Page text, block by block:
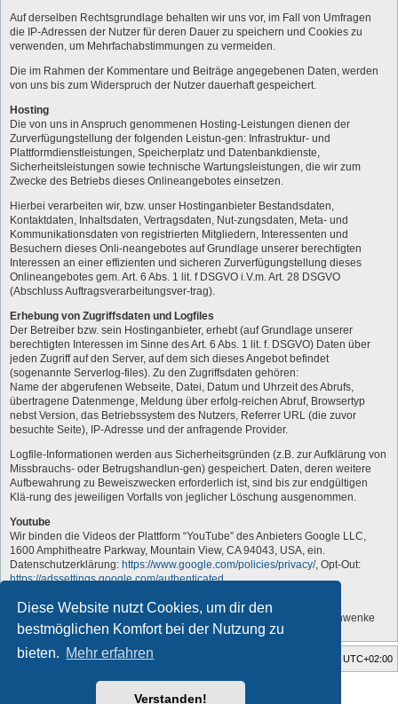
Diese Website nutzt Cookies, um dir den
bestmöglichen Komfort bei der Nutzung zu
bieten. Mehr erfahren
Verstanden!
Auf derselben Rechtsgrundlage behalten wir uns vor, im Fall von Umfragen
die IP-Adressen der Nutzer für deren Dauer zu speichern und Cookies zu
verwenden, um Mehrfachabstimmungen zu vermeiden.
Die im Rahmen der Kommentare und Beiträge angegebenen Daten, werden
von uns bis zum Widerspruch der Nutzer dauerhaft gespeichert.
Hosting
Die von uns in Anspruch genommenen Hosting-Leistungen dienen der
Zurverfügungstellung der folgenden Leistun-gen: Infrastruktur- und
Plattformdienstleistungen, Speicherplatz und Datenbankdienste,
Sicherheitsleistungen sowie technische Wartungsleistungen, die wir zum
Zwecke des Betriebs dieses Onlineangebotes einsetzen.
Hierbei verarbeiten wir, bzw. unser Hostinganbieter Bestandsdaten,
Kontaktdaten, Inhaltsdaten, Vertragsdaten, Nut-zungsdaten, Meta- und
Kommunikationsdaten von registrierten Mitgliedern, Interessenten und
Besuchern dieses Onli-neangebotes auf Grundlage unserer berechtigten
Interessen an einer effizienten und sicheren Zurverfügungstellung dieses
Onlineangebotes gem. Art. 6 Abs. 1 lit. f DSGVO i.V.m. Art. 28 DSGVO
(Abschluss Auftragsverarbeitungsver-trag).
Erhebung von Zugriffsdaten und Logfiles
Der Betreiber bzw. sein Hostinganbieter, erhebt (auf Grundlage unserer
berechtigten Interessen im Sinne des Art. 6 Abs. 1 lit. f. DSGVO) Daten über
jeden Zugriff auf den Server, auf dem sich dieses Angebot befindet
(sogenannte Serverlog-files). Zu den Zugriffsdaten gehören:
Name der abgerufenen Webseite, Datei, Datum und Uhrzeit des Abrufs,
übertragene Datenmenge, Meldung über erfolg-reichen Abruf, Browsertyp
nebst Version, das Betriebssystem des Nutzers, Referrer URL (die zuvor
besuchte Seite), IP-Adresse und der anfragende Provider.
Logfile-Informationen werden aus Sicherheitsgründen (z.B. zur Aufklärung von
Missbrauchs- oder Betrugshandlun-gen) gespeichert. Daten, deren weitere
Aufbewahrung zu Beweiszwecken erforderlich ist, sind bis zur endgültigen
Klä-rung des jeweiligen Vorfalls von jeglicher Löschung ausgenommen.
Youtube
Wir binden die Videos der Plattform “YouTube” des Anbieters Google LLC,
1600 Amphitheatre Parkway, Mountain View, CA 94043, USA, ein.
Datenschutzerklärung: https://www.google.com/policies/privacy/, Opt-Out:
https://adssettings.google.com/authenticated.
„Vom Administrator angepasst“
Quelle: Erstellt mit Datenschutz-Generator.de von RA Dr. Thomas Schwenke
Foren-Übersicht UTC+02:00
forum tricolor tv
Powered byphpBB® Forum Software © phpBB Limited